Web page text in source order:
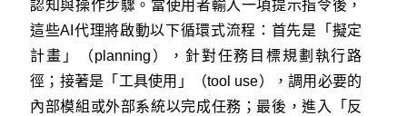
認知與操作步驟。當使用者輸入一項提示指令後，
這些AI代理將啟動以下循環式流程：首先是「擬定
計畫」（planning），針對任務目標規劃執行路
徑；接著是「工具使用」（tool use），調用必要的
內部模組或外部系統以完成任務；最後，進入「反